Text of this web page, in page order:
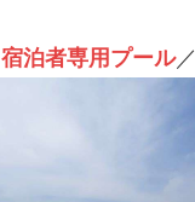
宿泊者専用プール／